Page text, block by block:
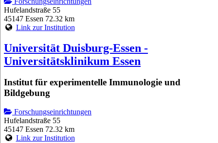
Hufelandstraße 55
45147 Essen 72.32 km
Link zur Institution
Universität Duisburg-Essen -
Universitätsklinikum Essen
Institut für experimentelle Immunologie und
Bildgebung
Forschungseinrichtungen
Hufelandstraße 55
45147 Essen 72.32 km
Link zur Institution